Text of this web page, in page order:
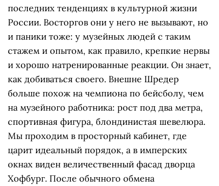
последних тенденциях в культурной жизни
России. Восторгов они у него не вызывают, но
и паники тоже: у музейных людей с таким
стажем и опытом, как правило, крепкие нервы
и хорошо натренированные реакции. Он знает,
как добиваться своего. Внешне Шредер
больше похож на чемпиона по бейсболу, чем
на музейного работника: рост под два метра,
спортивная фигура, блондинистая шевелюра.
Мы проходим в просторный кабинет, где
царит идеальный порядок, а в имперских
окнах виден величественный фасад дворца
Хофбург. После обычного обмена